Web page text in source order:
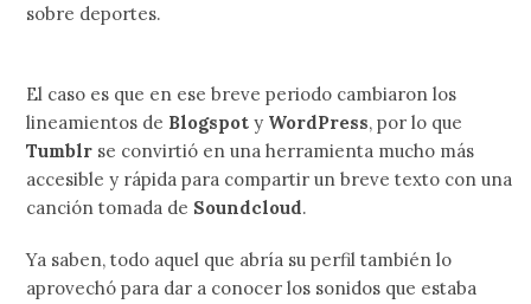
sobre deportes.
El caso es que en ese breve periodo cambiaron los
lineamientos de Blogspoty WordPress, por lo que
Tumblr se convirtió en una herramienta mucho más
accesible y rápida para compartir un breve texto con una
canción tomada de Soundcloud.
Ya saben, todo aquel que abría su perfil también lo
aprovechó para dar a conocer los sonidos que estaba